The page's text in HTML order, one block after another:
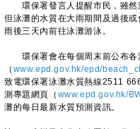
環保署發言人提醒市民，雖然
但泳灘的水質在大雨期間及過後
雨後三天內前往泳灘游泳。
環保署會在每個周末前公布各
（ www.epd.gov.hk/epd/
致電環保署泳灘水質熱線2511
測專題網頁（ www.epd.gov.hk/
灘的每日最新水質預測資訊。